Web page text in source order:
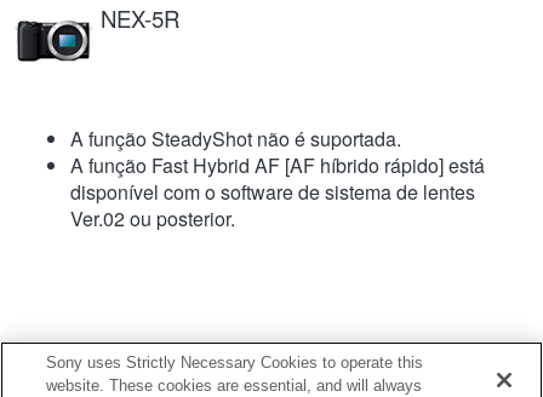
NEX-5R
A função SteadyShot não é suportada.
A função Fast Hybrid AF [AF híbrido rápido] está
disponível com o software de sistema de lentes
Ver.02 ou posterior.
Sony uses Strictly Necessary Cookies to operate this
website. These cookies are essential, and will always